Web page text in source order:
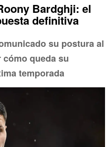
Bardghji: el
definitiva
su postura al
cómo queda su
temporada